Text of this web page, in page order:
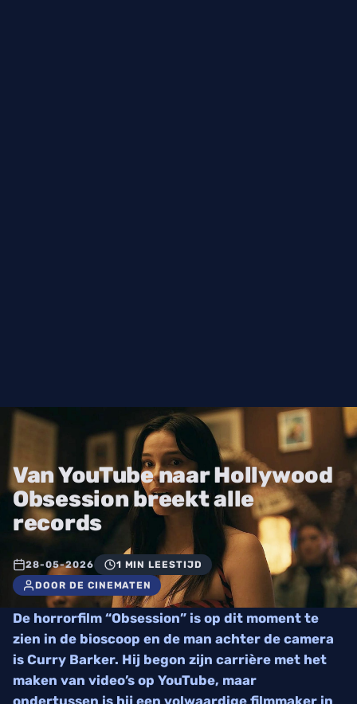
Van YouTube naar Hollywood
Obsession breekt alle
records
28-05-2026
1 MIN LEESTIJD
DOOR DE CINEMATEN
De horrorfilm “Obsession” is op dit moment te
zien in de bioscoop en de man achter de camera
is Curry Barker. Hij begon zijn carrière met het
maken van video’s op YouTube, maar
ondertussen is hij een volwaardige filmmaker in